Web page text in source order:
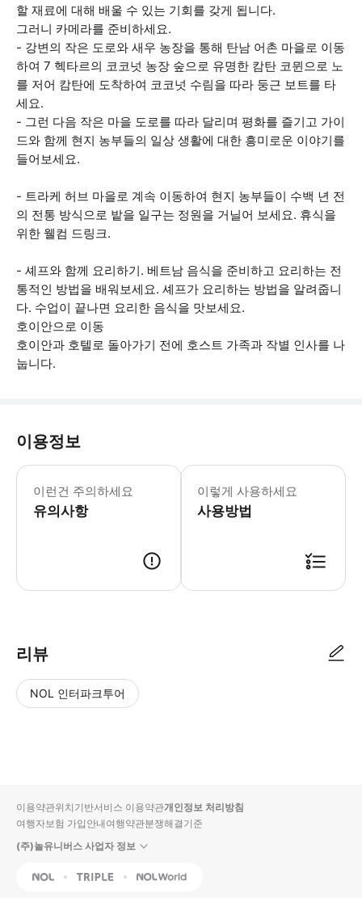
할 재료에 대해 배울 수 있는 기회를 갖게 됩니다.
그러니 카메라를 준비하세요.
- 강변의 작은 도로와 새우 농장을 통해 탄남 어촌 마을로 이동
하여 7 헥타르의 코코넛 농장 숲으로 유명한 캄탄 코뮌으로 노
를 저어 캄탄에 도착하여 코코넛 수림을 따라 둥근 보트를 타
세요.
- 그런 다음 작은 마을 도로를 따라 달리며 평화를 즐기고 가이
드와 함께 현지 농부들의 일상 생활에 대한 흥미로운 이야기를
들어보세요.
- 트라케 허브 마을로 계속 이동하여 현지 농부들이 수백 년 전
의 전통 방식으로 밭을 일구는 정원을 거닐어 보세요. 휴식을
위한 웰컴 드링크.
- 셰프와 함께 요리하기. 베트남 음식을 준비하고 요리하는 전
통적인 방법을 배워보세요. 셰프가 요리하는 방법을 알려줍니
다. 수업이 끝나면 요리한 음식을 맛보세요.
호이안으로 이동
호이안과 호텔로 돌아가기 전에 호스트 가족과 작별 인사를 나
눕니다.
이용정보
이런건 주의하세요
유의사항
비건, 채식주의자, 글루텐 프리를 선
이렇게 사용하세요
사용방법
리뷰
NOL 인터파크투어
입니
다.
순
상
이용약관위치기반서비스 이용약관개인정보 처리방침
여행자보험 가입안내여행약관분쟁해결기준
(주)놀유니버스 사업자 정보
NOL Triple Interpark Global